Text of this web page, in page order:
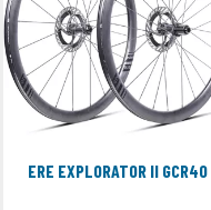
Submit
700x26C
700X28C
700x30C
700X44C
80 mm
Campa 9-12S
ERE EXPLORATOR II GCR40